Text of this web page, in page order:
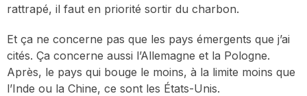
rattrapé, il faut en priorité sortir du charbon.
Et ça ne concerne pas que les pays émergents que j’ai
cités. Ça concerne aussi l’Allemagne et la Pologne.
Après, le pays qui bouge le moins, à la limite moins que
l’Inde ou la Chine, ce sont les États-Unis.